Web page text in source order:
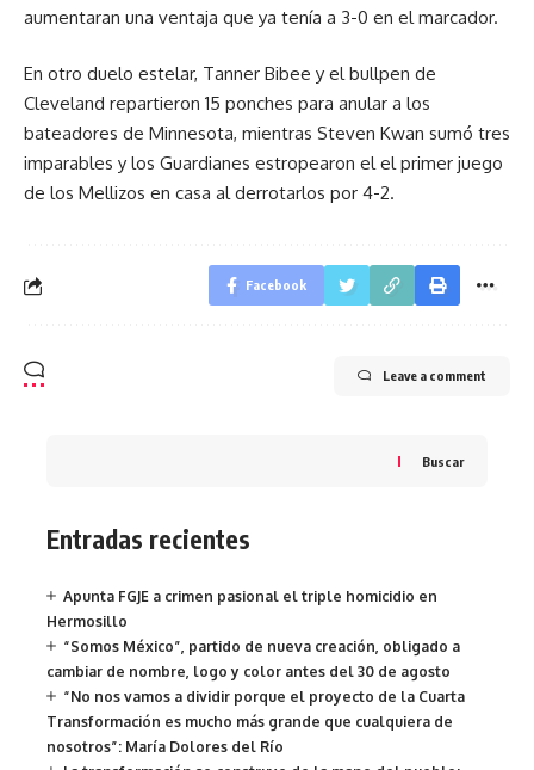
aumentaran una ventaja que ya tenía a 3-0 en el marcador.
En otro duelo estelar, Tanner Bibee y el bullpen de
Cleveland repartieron 15 ponches para anular a los
bateadores de Minnesota, mientras Steven Kwan sumó tres
imparables y los Guardianes estropearon el el primer juego
de los Mellizos en casa al derrotarlos por 4-2.
Facebook
Leave a comment
Buscar
Entradas recientes
Apunta FGJE a crimen pasional el triple homicidio en
Hermosillo
“Somos México”, partido de nueva creación, obligado a
cambiar de nombre, logo y color antes del 30 de agosto
“No nos vamos a dividir porque el proyecto de la Cuarta
Transformación es mucho más grande que cualquiera de
nosotros”: María Dolores del Río